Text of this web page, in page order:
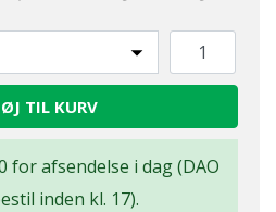
TIL KURV
for afsendelse i dag (DAO
inden kl. 17).